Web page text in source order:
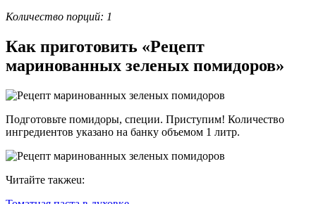
Количество порций: 1
Как приготовить «Рецепт
маринованных зеленых помидоров»
Подготовьте помидоры, специи. Приступим! Количество
ингредиентов указано на банку объемом 1 литр.
Читайте такжеu: